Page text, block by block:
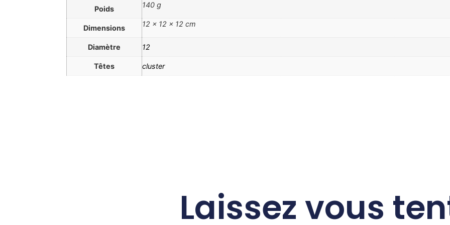
Poids 140 g
Dimensions 12 × 12 × 12 cm
Diamètre 12
Têtes cluster
Laissez vous